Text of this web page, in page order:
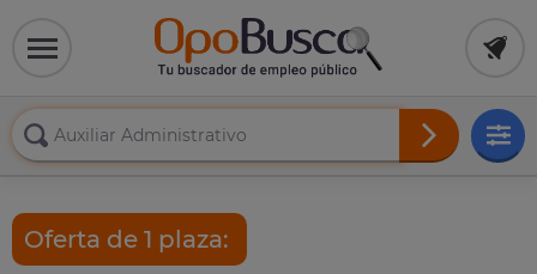
Oferta de 1 plaza: